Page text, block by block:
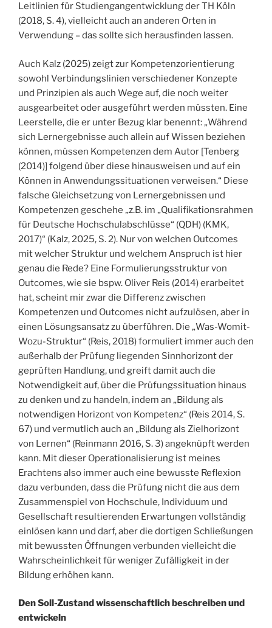
Leitlinien für Studiengangentwicklung der TH Köln
(2018, S. 4), vielleicht auch an anderen Orten in
Verwendung – das sollte sich herausfinden lassen.
Auch Kalz (2025) zeigt zur Kompetenzorientierung
sowohl Verbindungslinien verschiedener Konzepte
und Prinzipien als auch Wege auf, die noch weiter
ausgearbeitet oder ausgeführt werden müssten. Eine
Leerstelle, die er unter Bezug klar benennt: „Während
sich Lernergebnisse auch allein auf Wissen beziehen
können, müssen Kompetenzen dem Autor [Tenberg
(2014)] folgend über diese hinausweisen und auf ein
Können in Anwendungssituationen verweisen.“ Diese
falsche Gleichsetzung von Lernergebnissen und
Kompetenzen geschehe „z.B. im „Qualifikationsrahmen
für Deutsche Hochschulabschlüsse“ (QDH) (KMK,
2017)“ (Kalz, 2025, S. 2). Nur von welchen Outcomes
mit welcher Struktur und welchem Anspruch ist hier
genau die Rede? Eine Formulierungsstruktur von
Outcomes, wie sie bspw. Oliver Reis (2014) erarbeitet
hat, scheint mir zwar die Differenz zwischen
Kompetenzen und Outcomes nicht aufzulösen, aber in
einen Lösungsansatz zu überführen. Die „Was-Womit-
Wozu-Struktur“ (Reis, 2018) formuliert immer auch den
außerhalb der Prüfung liegenden Sinnhorizont der
geprüften Handlung, und greift damit auch die
Notwendigkeit auf, über die Prüfungssituation hinaus
zu denken und zu handeln, indem an „Bildung als
notwendigen Horizont von Kompetenz“ (Reis 2014, S.
67) und vermutlich auch an „Bildung als Zielhorizont
von Lernen“ (Reinmann 2016, S. 3) angeknüpft werden
kann. Mit dieser Operationalisierung ist meines
Erachtens also immer auch eine bewusste Reflexion
dazu verbunden, dass die Prüfung nicht die aus dem
Zusammenspiel von Hochschule, Individuum und
Gesellschaft resultierenden Erwartungen vollständig
einlösen kann und darf, aber die dortigen Schließungen
mit bewussten Öffnungen verbunden vielleicht die
Wahrscheinlichkeit für weniger Zufälligkeit in der
Bildung erhöhen kann.
Den Soll-Zustand wissenschaftlich beschreiben und
entwickeln